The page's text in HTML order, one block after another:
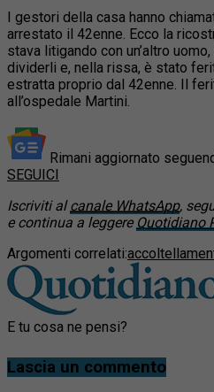
I gestori della casa hanno
arrestato il 42enne. Ecco la
stava litigando con un’altro
dividerli e, nella rissa, è stato
estratta proprio dal 42enne. Il
all’ospedale Martini.
Rimani aggiornato
SEGUICI
Iscriviti alcanale WhatsApp,
e continua a leggere Quotidiano
Argomenti correlati:
E tu cosa ne pensi?
Lascia un commento